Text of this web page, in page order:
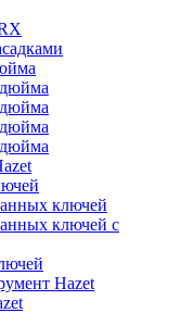
ключей
ключей с
Hazet